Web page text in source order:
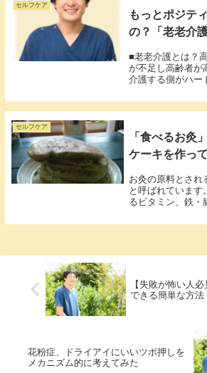
セルフケア
もっとポジテ
の？「老老介護
■老老介護とは？
が不足し高齢者が
介護する側がハー
し共倒れとなるリ
化に拍車がかかる
きない問題。「老
セルフケア
「食べるお灸
ケーキを作って
お灸の原料とされ
と呼ばれています
るビタミン、鉄・
維・塩分の撮りす
ムなどなど、嬉し
【失敗が怖い人
できる簡単な方法
花粉症、ドライアイにいいツボ押しを
メカニズム的に考えてみた